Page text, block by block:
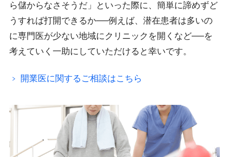
ら儲からなさそうだ」といった際に、簡単に諦めずど
うすれば打開できるか──例えば、潜在患者は多いの
に専門医が少ない地域にクリニックを開くなど──を
考えていく一助にしていただけると幸いです。
開業医に関するご相談はこちら